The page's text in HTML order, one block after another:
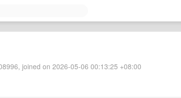
joined on 2026-05-06 00:13:25 +08:00